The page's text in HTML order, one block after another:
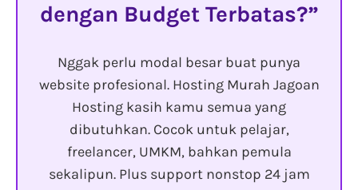
dengan Budget Terbatas?
Nggak perlu modal besar buat punya
website profesional. Hosting Murah Jagoan
Hosting kasih kamu semua yang
dibutuhkan. Cocok untuk pelajar,
freelancer, UMKM, bahkan pemula
sekalipun. Plus support nonstop 24 jam